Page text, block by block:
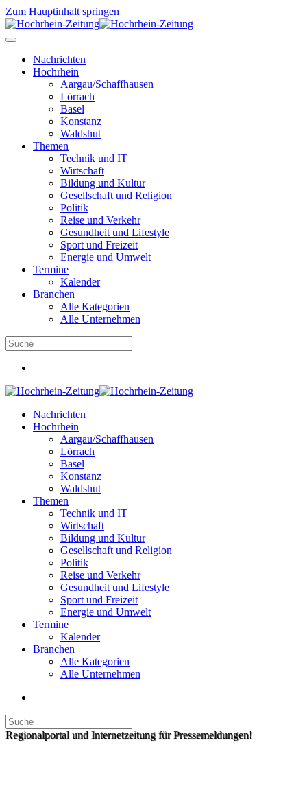
Zum Hauptinhalt springen
Nachrichten
Hochrhein
Aargau/Schaffhausen
Lörrach
Basel
Konstanz
Waldshut
Themen
Technik und IT
Wirtschaft
Bildung und Kultur
Gesellschaft und Religion
Politik
Reise und Verkehr
Gesundheit und Lifestyle
Sport und Freizeit
Energie und Umwelt
Termine
Kalender
Branchen
Alle Kategorien
Alle Unternehmen
Nachrichten
Hochrhein
Aargau/Schaffhausen
Lörrach
Basel
Konstanz
Waldshut
Themen
Technik und IT
Wirtschaft
Bildung und Kultur
Gesellschaft und Religion
Politik
Reise und Verkehr
Gesundheit und Lifestyle
Sport und Freizeit
Energie und Umwelt
Termine
Kalender
Branchen
Alle Kategorien
Alle Unternehmen
Regionalportal und Internetzeitung für Pressemeldungen!